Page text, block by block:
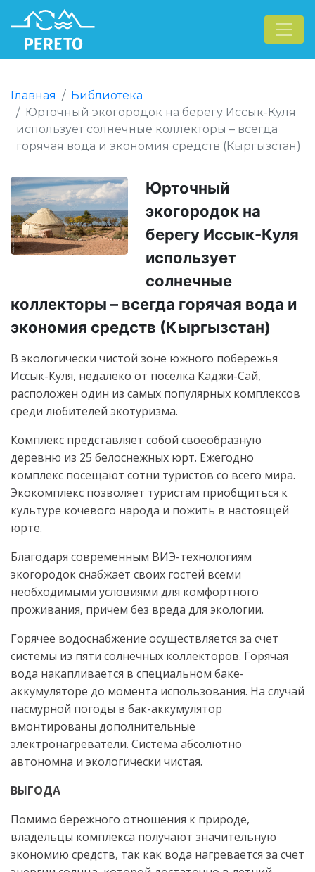
Главная
Библиотека
Юрточный экогородок на берегу Иссык-Куля
использует солнечные коллекторы – всегда
горячая вода и экономия средств (Кыргызстан)
Юрточный
экогородок на
берегу Иссык-Куля
использует
солнечные
коллекторы – всегда горячая вода и
экономия средств (Кыргызстан)
В экологически чистой зоне южного побережья
Иссык-Куля, недалеко от поселка Каджи-Сай,
расположен один из самых популярных комплексов
среди любителей экотуризма.
Комплекс представляет собой своеобразную
деревню из 25 белоснежных юрт. Ежегодно
комплекс посещают сотни туристов со всего мира.
Экокомплекс позволяет туристам приобщиться к
культуре кочевого народа и пожить в настоящей
юрте.
Благодаря современным ВИЭ-технологиям
экогородок снабжает своих гостей всеми
необходимыми условиями для комфортного
проживания, причем без вреда для экологии.
Горячее водоснабжение осуществляется за счет
системы из пяти солнечных коллекторов. Горячая
вода накапливается в специальном баке-
аккумуляторе до момента использования. На случай
пасмурной погоды в бак-аккумулятор
вмонтированы дополнительные
электронагреватели. Система абсолютно
автономна и экологически чистая.
ВЫГОДА
Помимо бережного отношения к природе,
владельцы комплекса получают значительную
экономию средств, так как вода нагревается за счет